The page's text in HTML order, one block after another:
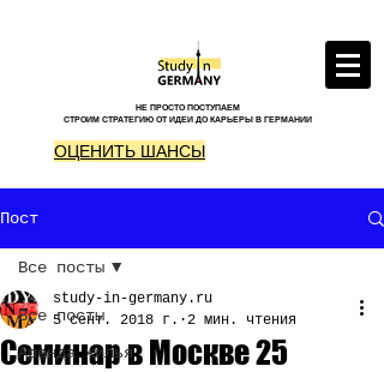
НЕ ПРОСТО ПОСТУПАЕМ
СТРОИМ СТРАТЕГИЮ ОТ ИДЕИ ДО КАРЬЕРЫ В ГЕРМАНИИ
ОЦЕНИТЬ ШАНСЫ
Пост
Все посты
Аренда жилья
Все посты
Семинар в Москве 25
study-in-germany.ru
5 сент. 2018 г.
2 мин. чтения